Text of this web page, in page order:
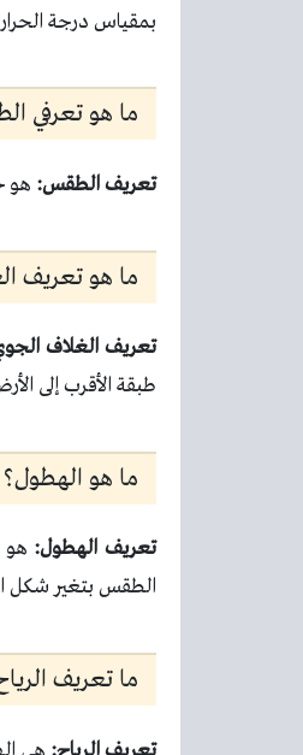
بمقياس درجة
ما هو تعرفي
تعريف الطقس: هو
ما هو تعريف
تعريف الغلاف
طبقة الأقرب إلى
ما هو الهطول؟
تعريف الهطول: هو
الطقس بتغير شكل
ما تعريف